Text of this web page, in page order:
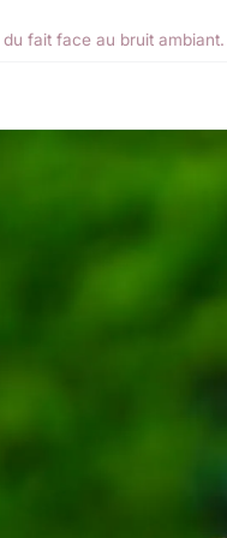
fait face au bruit ambiant.